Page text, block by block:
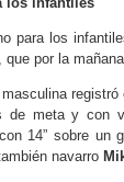
para los
que por la
de meta y con
14” sobre un
navarro